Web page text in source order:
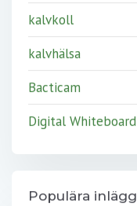
kalvkoll
kalvhälsa
Bacticam
Digital Whiteboard
Populära inlägg